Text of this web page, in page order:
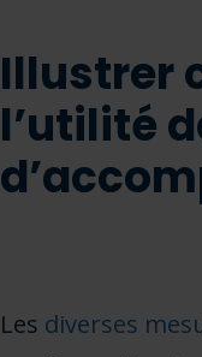
Illustrer
l’utilité
Les diverses